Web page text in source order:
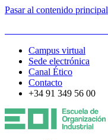
Pasar al contenido principal
Campus virtual
Sede electrónica
Canal Ético
Contacto
+34 91 349 56 00